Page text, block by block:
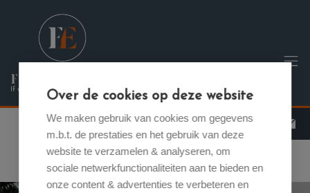
Over de cookies op deze website
We maken gebruik van cookies om gegevens
m.b.t. de prestaties en het gebruik van deze
website te verzamelen & analyseren, om
sociale netwerkfunctionaliteiten aan te bieden en
onze content & advertenties te verbeteren en